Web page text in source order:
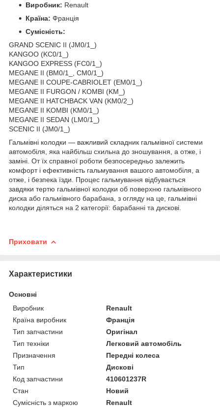
Виробник: Renault
Країна: Франція
Сумісність:
GRAND SCENIC II (JM0/1_)
KANGOO (KC0/1_)
KANGOO EXPRESS (FC0/1_)
MEGANE II (BM0/1_, CM0/1_)
MEGANE II COUPE-CABRIOLET (EM0/1_)
MEGANE II FURGON / KOMBI (KM_)
MEGANE II HATCHBACK VAN (KM0/2_)
MEGANE II KOMBI (KM0/1_)
MEGANE II SEDAN (LM0/1_)
SCENIC II (JM0/1_)
Гальмівні колодки — важливий складник гальмівної системи
автомобіля, яка найбільш схильна до зношування, а отже, і
заміні. От їх справної роботи безпосередньо залежить
комфорт і ефективність гальмування вашого автомобіля, а
отже, і безпека їзди. Процес гальмування відбувається
завдяки тертю гальмівної колодки об поверхню гальмівного
диска або гальмівного барабана, з огляду на це, гальмівні
колодки діляться на 2 категорії: барабанні та дискові.
Приховати
Характеристики
Основні
Виробник
Renault
Країна виробник
Франція
Тип запчастини
Оригінал
Тип техніки
Легковий автомобіль
Призначення
Передні колеса
Тип
Дискові
Код запчастини
410601237R
Стан
Новий
Сумісність з маркою
Renault